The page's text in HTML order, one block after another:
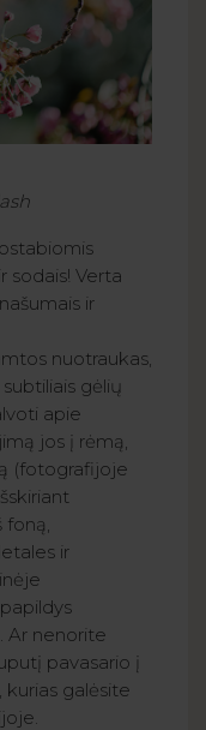
sodais! Verta
ir
nuotraukas,
gėlių
apie
jos į rėmą,
(fotografijoje
ir
Ar nenorite
pavasario į
kurias galėsite